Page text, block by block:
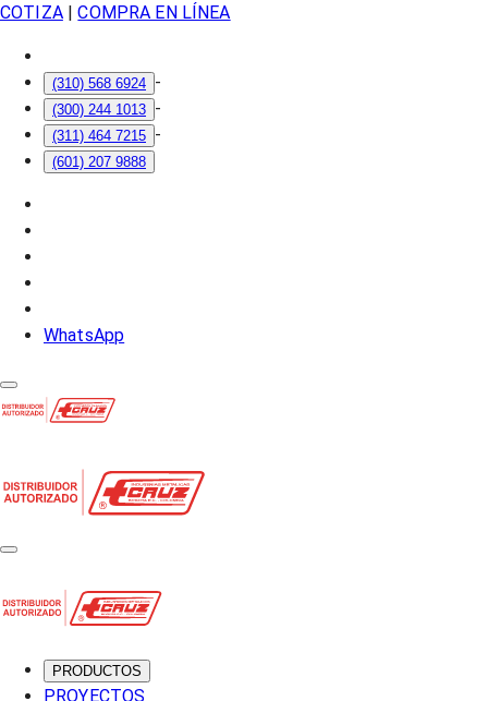
COTIZA| COMPRA EN LÍNEA
(310) 568 6924 -
(300) 244 1013 -
(311) 464 7215 -
(601) 207 9888
WhatsApp
PRODUCTOS
PROYECTOS